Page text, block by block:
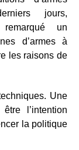
jours,
un
d’armes à
les raisons de
Une
l’intention
la politique